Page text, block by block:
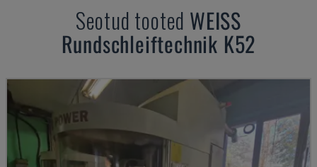
Seotud tooted WEISS
Rundschleiftechnik K52